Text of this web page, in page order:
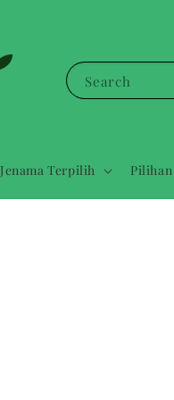
Search
Jenama Terpilih